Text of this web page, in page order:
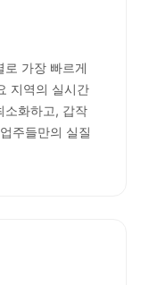
로 가장 빠르게
지역의 실시간
소화하고, 갑작
주들만의 실질